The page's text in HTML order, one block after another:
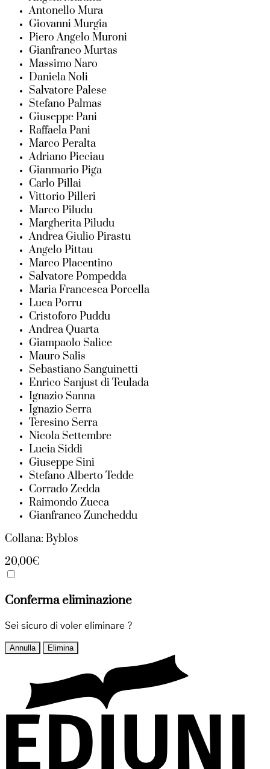
Antonello Mura
Giovanni Murgia
Piero Angelo Muroni
Gianfranco Murtas
Massimo Naro
Daniela Noli
Salvatore Palese
Stefano Palmas
Giuseppe Pani
Raffaela Pani
Marco Peralta
Adriano Picciau
Gianmario Piga
Carlo Pillai
Vittorio Pilleri
Marco Piludu
Margherita Piludu
Andrea Giulio Pirastu
Angelo Pittau
Marco Placentino
Salvatore Pompedda
Maria Francesca Porcella
Luca Porru
Cristoforo Puddu
Andrea Quarta
Giampaolo Salice
Mauro Salis
Sebastiano Sanguinetti
Enrico Sanjust di Teulada
Ignazio Sanna
Ignazio Serra
Teresino Serra
Nicola Settembre
Lucia Siddi
Giuseppe Sini
Stefano Alberto Tedde
Corrado Zedda
Raimondo Zucca
Gianfranco Zuncheddu
Collana: Byblos
20,00€
Conferma eliminazione
Sei sicuro di voler eliminare ?
Annulla Elimina